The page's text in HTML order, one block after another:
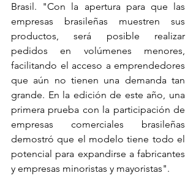
Brasil. "Con la apertura para que las
empresas brasileñas muestren sus
productos, será posible realizar
pedidos en volúmenes menores,
facilitando el acceso a emprendedores
que aún no tienen una demanda tan
grande. En la edición de este año, una
primera prueba con la participación de
empresas comerciales brasileñas
demostró que el modelo tiene todo el
potencial para expandirse a fabricantes
y empresas minoristas y mayoristas".